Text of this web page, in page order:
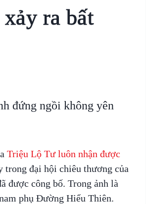
ra bất
đứng ngồi không yên
Triệu Lộ Tư luôn nhận được
trong đại hội chiêu thương của
được công bố. Trong ảnh là
phụ Đường Hiểu Thiên.